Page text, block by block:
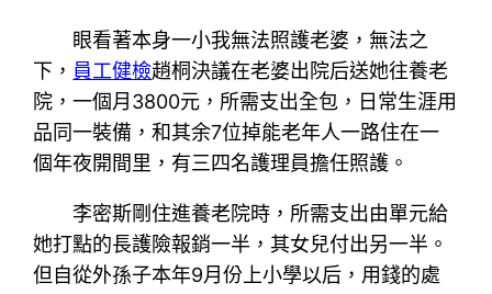
眼看著本身一小我無法照護老婆，無法之
下， 員工健檢趙桐決議在老婆出院后送她往養老
院，一個月3800元，所需支出全包，日常生涯用
品同一裝備，和其余7位掉能老年人一路住在一
個年夜開間里，有三四名護理員擔任照護。
李密斯剛住進養老院時，所需支出由單元給
她打點的長護險報銷一半，其女兒付出另一半。
但自從外孫子本年9月份上小學以后，用錢的處